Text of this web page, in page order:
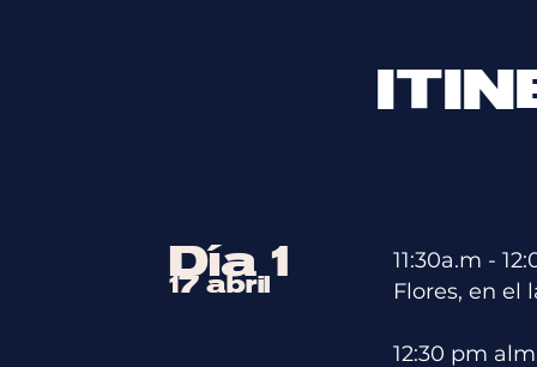
Día 1
17 abril
11:30a.m -
Flores, en el
12:30 pm